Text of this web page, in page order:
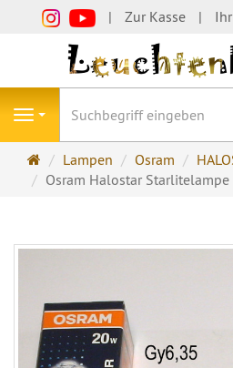
Zur Kasse
Navigation
Startseite
Lampen Osram
Osram Halostar Starlitelampe